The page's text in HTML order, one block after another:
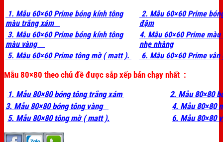
1. Mẫu 60×60 Prime bóng kính tông
màu trắng xám
2. Mẫu 60×60 Prime
đậm
3. Mẫu 60×60 Prime bóng kính tông
màu vàng
4. Mẫu 60×60 Prime
nhẹ nhàng
5. Mẫu 60×60 Prime tông mờ ( matt ).
6. Mẫu 60×60 Prime vân
Mẫu 80×80 theo chủ đề được sắp xếp bán chạy nhất :
1. Mẫu 80×80 bóng tông trắng xám
2. Mẫu 80×80
3. Mẫu 80×80 bóng tông vàng
4. Mẫu 80×80
5. Mẫu 80×80 tông mờ ( matt ).
6. Mẫu 80×80